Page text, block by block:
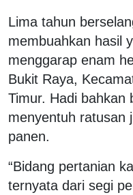
Lima tahun
membuahkan hasil
menggarap enam
Bukit Raya,
Timur. Hadi bahkan
menyentuh ratusan
panen.
“Bidang pertanian
ternyata dari segi